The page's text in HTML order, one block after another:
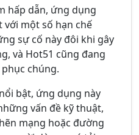
hấp dẫn, ứng dụng
với một số hạn chế
sự cố này đôi khi gây
và Hot51 cũng đang
chúng.
bật, ứng dụng này
vấn đề kỹ thuật,
mạng hoặc đường